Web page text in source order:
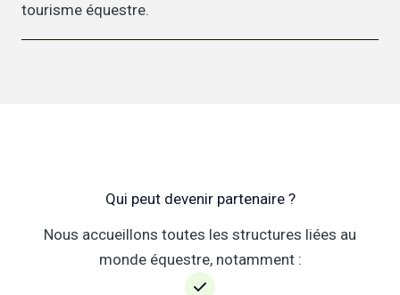
tourisme équestre.
Qui peut devenir partenaire ?
Nous accueillons toutes les structures liées au
monde équestre, notamment :